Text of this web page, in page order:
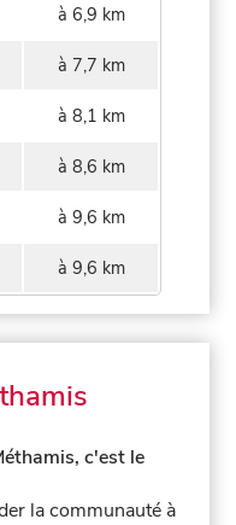
à 6,9 km
à 7,7 km
à 8,1 km
à 8,6 km
à 9,6 km
à 9,6 km
c'est le
la communauté à